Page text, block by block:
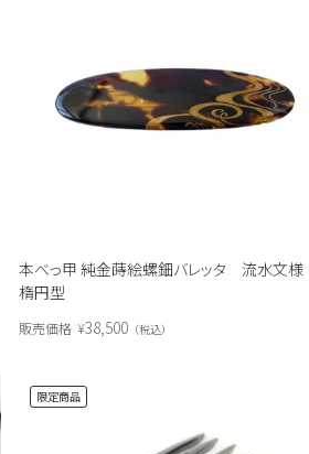
本べっ甲 純金蒔絵螺鈿バレッタ 流水文様
楕円型
販売価格 ¥38,500 税込
限定商品